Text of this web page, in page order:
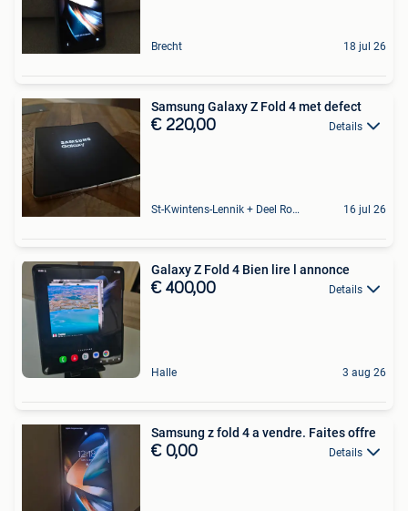
Brecht 18 jul 26
Samsung Galaxy Z Fold 4 met defect
€ 220,00 Details
St-Kwintens-Lennik + Deel Roosdaal 16 jul 26
Galaxy Z Fold 4 Bien lire l annonce
€ 400,00 Details
Halle 3 aug 26
Samsung z fold 4 a vendre. Faites offre
€ 0,00 Details